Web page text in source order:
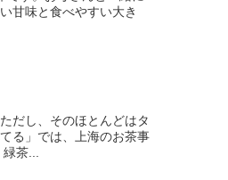
甘味と食べやすい大き
だし、そのほとんどはタ
る」では、上海のお茶事
緑茶...